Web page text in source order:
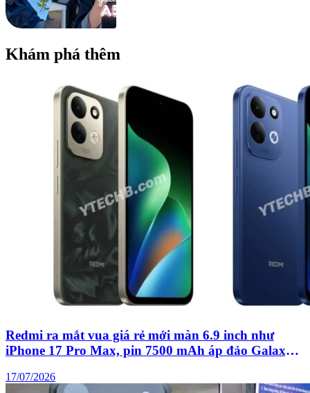
Khám phá thêm
Redmi ra mắt vua giá rẻ mới màn 6.9 inch như
iPhone 17 Pro Max, pin 7500 mAh áp đảo Galaxy
17/07/2026